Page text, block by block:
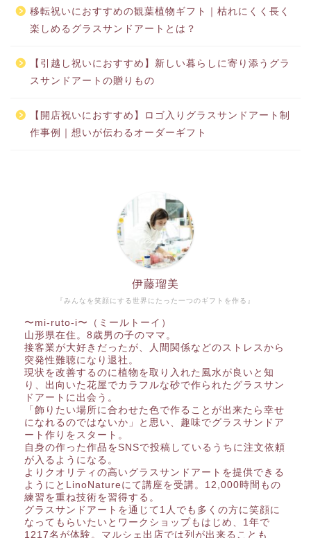
移転祝いにおすすめの観葉植物ギフト｜枯れにくく長く
楽しめるグラスサンドアートとは？
【引越し祝いにおすすめ】新しい暮らしに寄り添うグラ
スサンドアートの贈りもの
【開店祝いにおすすめ】ロゴ入りグラスサンドアート制
作事例｜想いが伝わるオーダーギフト
『みんなを笑顔にする世界にたった一つのギフトを作る』
伊藤瑠美
〜mi-ruto-i〜（ミールトーイ）
山形県在住。8歳男の子のママ。
接客業が大好きだったが、人間関係などのストレスから
突発性難聴になり退社。
現状を改善するのに植物を取り入れた風水が良いと知
り、出向いた花屋でカラフルな砂で作られたグラスサン
ドアートに出会う。
「飾りたい場所に合わせた色で作ることが出来たら幸せ
になれるのではないか」と思い、趣味でグラスサンドア
ート作りをスタート。
自身の作った作品をSNSで投稿しているうちに注文依頼
が入るようになる。
よりクオリティの高いグラスサンドアートを提供できる
ようにとLinoNatureにて講座を受講。12,000時間もの
練習を重ね技術を習得する。
グラスサンドアートを通じて1人でも多くの方に笑顔に
なってもらいたいとワークショップもはじめ、1年で
1217名が体験。マルシェ出店では列が出来ることも